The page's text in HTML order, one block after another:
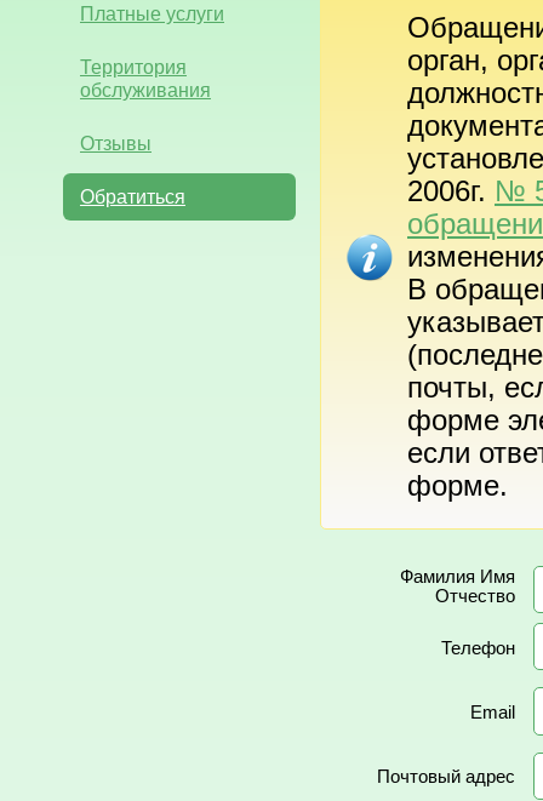
Платные услуги
Территория
обслуживания
Отзывы
Обратиться
орган,
2006г. №
В
почты,
форме
если
форме.
Фамилия Имя
Отчество
Телефон
Email
Почтовый адрес